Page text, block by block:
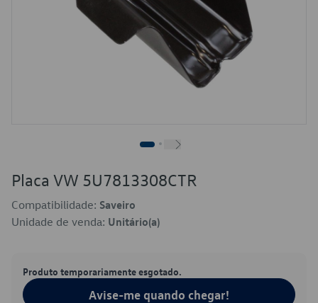
Placa VW 5U7813308CTR
Compatibilidade: Saveiro
Unidade de venda: Unitário(a)
Produto temporariamente esgotado.
Avise-me quando chegar!